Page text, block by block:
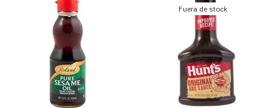
Fuera de stock